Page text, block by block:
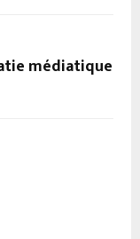
médiatique